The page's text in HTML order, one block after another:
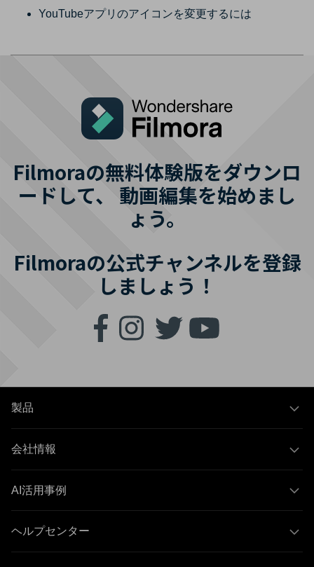
YouTubeアプリのアイコンを変更するには
Filmoraの無料体験版をダウンロ
ードして、 動画編集を始めまし
ょう。
Filmoraの公式チャンネルを登録
しましょう！
製品
会社情報
AI活用事例
ヘルプセンター